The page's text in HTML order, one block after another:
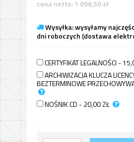
cena netto:1 096,50zł
Wysyłka: wysyłamy
dni roboczych (dostawa
CERTYFIKAT LEGALNOŚCI -
ARCHIWIZACJA KLUCZA
BEZTERMINOWE
NOŚNIK CD - 20,00ZŁ